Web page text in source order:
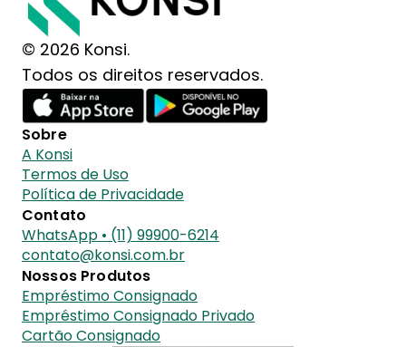
© 2026 Konsi.
Todos os direitos reservados.
Sobre
A Konsi
Termos de Uso
Política de Privacidade
Contato
WhatsApp • (11) 99900-6214
contato@konsi.com.br
Nossos Produtos
Empréstimo Consignado
Empréstimo Consignado Privado
Cartão Consignado